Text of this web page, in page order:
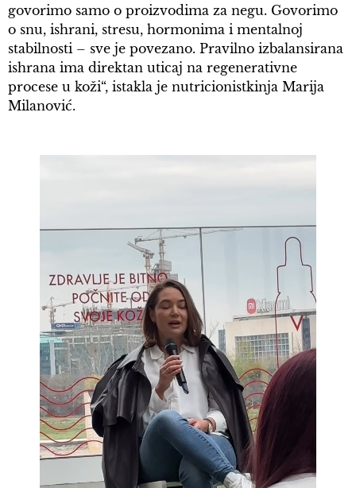
govorimo samo o proizvodima za negu. Govorimo
o snu, ishrani, stresu, hormonima i mentalnoj
stabilnosti – sve je povezano. Pravilno izbalansirana
ishrana ima direktan uticaj na regenerativne
procese u koži“, istakla je nutricionistkinja Marija
Milanović.